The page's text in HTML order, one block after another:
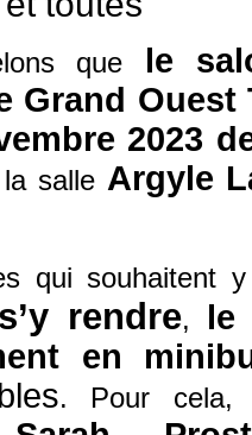
que le
Grand Ouest
2023
salle Argyle
qui souhaitent
rendre, le
en
. Pour